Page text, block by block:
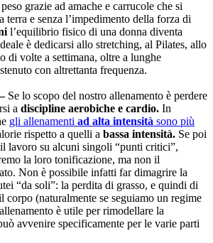
grazie ad amache e carrucole che si
terra e senza l’impedimento della forza di
l’equilibrio fisico di una donna diventa
è dedicarsi allo stretching, al Pilates, allo
di volte a settimana, oltre a lunghe
con altrettanta frequenza.
Se lo scopo del nostro allenamento è perdere
a discipline aerobiche e cardio. In
gli allenamenti ad alta intensità sono più
rispetto a quelli a bassa intensità. Se poi
lavoro su alcuni singoli “punti critici”,
la loro tonificazione, ma non il
Non è possibile infatti far dimagrire la
“da soli”: la perdita di grasso, e quindi di
corpo (naturalmente se seguiamo un regime
è utile per rimodellare la
avvenire specificamente per le varie parti